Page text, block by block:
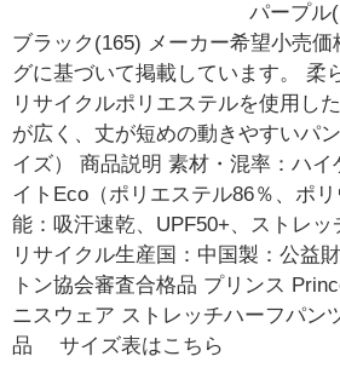
パープル
ブラック(165) メーカー希望小売価
グに基づいて掲載しています。 柔
リサイクルポリエステルを使用し
が広く、丈が短めの動きやすいパ
イズ） 商品説明 素材・混率：ハイ
イトEco（ポリエステル86％、ポ
能：吸汗速乾、UPF50+、ストレッ
リサイクル生産国：中国製：公益
トン協会審査合格品 プリンス
ニスウェア ストレッチハーフパン
品 サイズ表はこちら